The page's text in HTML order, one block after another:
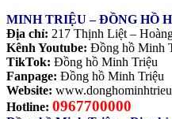
MINH TRIỆU – ĐỒNG HỒ
Địa chỉ: 217 Thịnh Liệt –
Kênh Youtube: Đồng hồ Minh
TikTok: Đồng hồ Minh Triệu
Fanpage: Đồng hồ Minh Triệu
Website:
Hotline: 0967700000